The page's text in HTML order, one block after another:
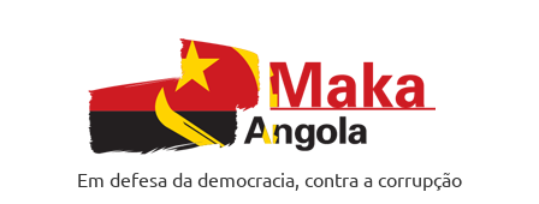
Em defesa da democracia, contra a corrupção